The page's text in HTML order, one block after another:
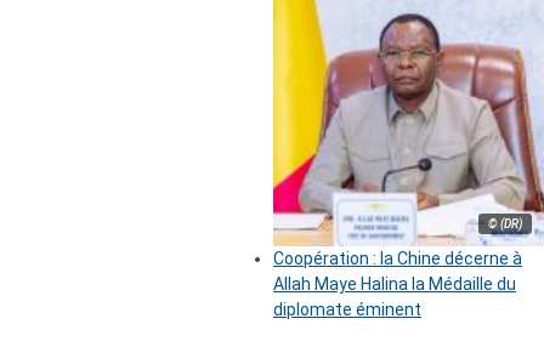
© (DR)
Coopération : la Chine décerne à
Allah Maye Halina la Médaille du
diplomate éminent